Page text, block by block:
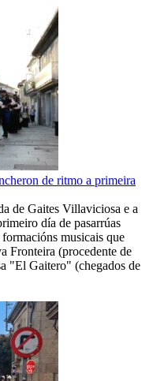
de ritmo a primeira
de Gaites Villaviciosa e a
día de pasarrúas
musicais que
Fronteira (procedente de
"El Gaitero" (chegados de